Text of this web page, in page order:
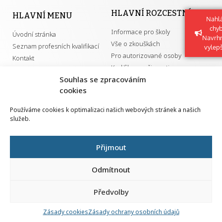
Souhlas se zpracováním
cookies
Používáme cookies k optimalizaci našich webových stránek a našich
služeb.
Přijmout
Odmítnout
Předvolby
Zásady cookiesZásady ochrany osobních údajů
HLAVNÍ MENU
Úvodní stránka
Seznam profesních kvalifikací
Kontakt
HLAVNÍ ROZCESTNÍK
Informace pro školy
Vše o zkouškách
Pro autorizované osoby
Kvalifikace a živnosti
GDPR
Národní pedagogický institut ČR
Senovážné náměstí 25
110 00 Praha 1
Všechna práva vyhrazena | 2026